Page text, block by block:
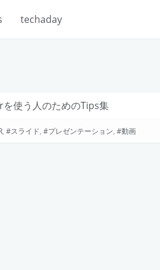
techaday
を使う人のためのTips集
, スライド, プレゼンテーション, 動画